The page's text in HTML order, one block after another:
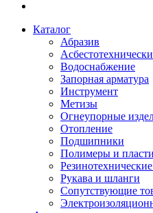
Каталог
Абразив
Водоснабжение
Запорная арматура
Инструмент
Метизы
Огнеупорные
Отопление
Подшипники
Полимеры и
Рукава и шланги
Сопутствующие